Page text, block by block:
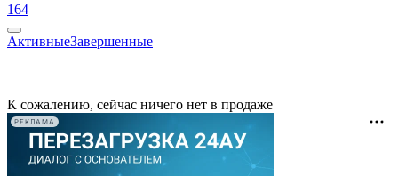
164
АктивныеЗавершенные
К сожалению, сейчас ничего нет в продаже
РЕКЛАМА